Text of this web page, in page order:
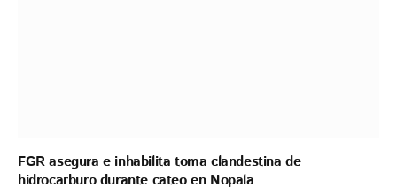
FGR asegura e inhabilita toma clandestina de
hidrocarburo durante cateo en Nopala